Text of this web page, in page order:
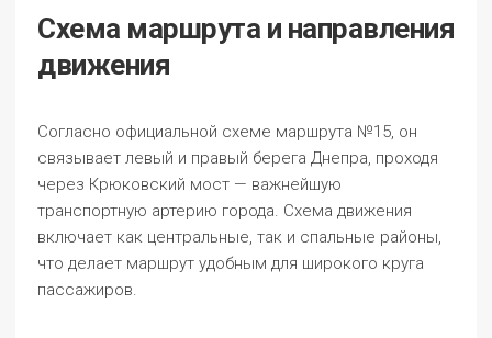
Схема маршрута и направления
движения
Согласно официальной схеме маршрута №15, он
связывает левый и правый берега Днепра, проходя
через Крюковский мост — важнейшую
транспортную артерию города. Схема движения
включает как центральные, так и спальные районы,
что делает маршрут удобным для широкого круга
пассажиров.